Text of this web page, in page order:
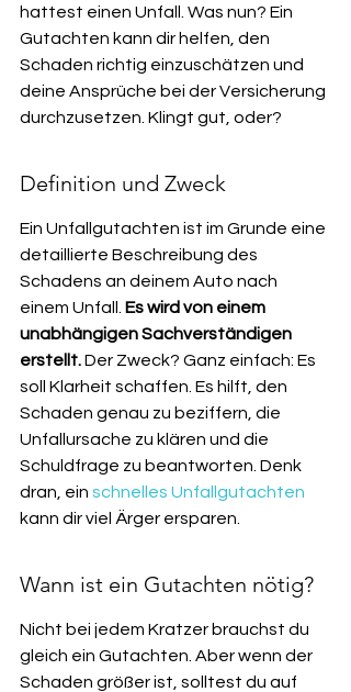
hattest einen Unfall. Was nun? Ein
Gutachten kann dir helfen, den
Schaden richtig einzuschätzen und
deine Ansprüche bei der Versicherung
durchzusetzen. Klingt gut, oder?
Definition und Zweck
Ein Unfallgutachten ist im Grunde eine
detaillierte Beschreibung des
Schadens an deinem Auto nach
einem Unfall. Es wird von einem
unabhängigen Sachverständigen
erstellt. Der Zweck? Ganz einfach: Es
soll Klarheit schaffen. Es hilft, den
Schaden genau zu beziffern, die
Unfallursache zu klären und die
Schuldfrage zu beantworten. Denk
dran, ein schnelles Unfallgutachten
kann dir viel Ärger ersparen.
Wann ist ein Gutachten nötig?
Nicht bei jedem Kratzer brauchst du
gleich ein Gutachten. Aber wenn der
Schaden größer ist, solltest du auf